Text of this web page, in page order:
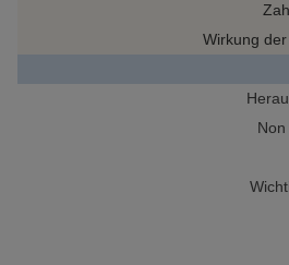
Wirkung